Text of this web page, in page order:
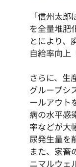
「信州太
を全量堆肥
とにより、
自給率向上
さらに、生
グループシ
ールアウト
病の水平感
率などが大
尿発生量を
また、家畜
ニマルウェ